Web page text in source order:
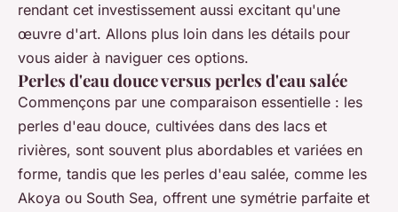
rendant cet investissement aussi excitant qu'une
œuvre d'art. Allons plus loin dans les détails pour
vous aider à naviguer ces options.
Perles d'eau douce versus perles d'eau salée
Commençons par une comparaison essentielle : les
perles d'eau douce, cultivées dans des lacs et
rivières, sont souvent plus abordables et variées en
forme, tandis que les perles d'eau salée, comme les
Akoya ou South Sea, offrent une symétrie parfaite et